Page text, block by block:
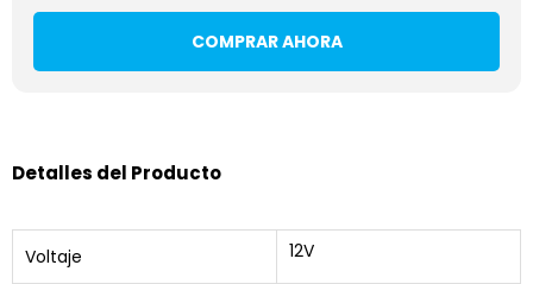
COMPRAR AHORA
Detalles del Producto
Voltaje 12V